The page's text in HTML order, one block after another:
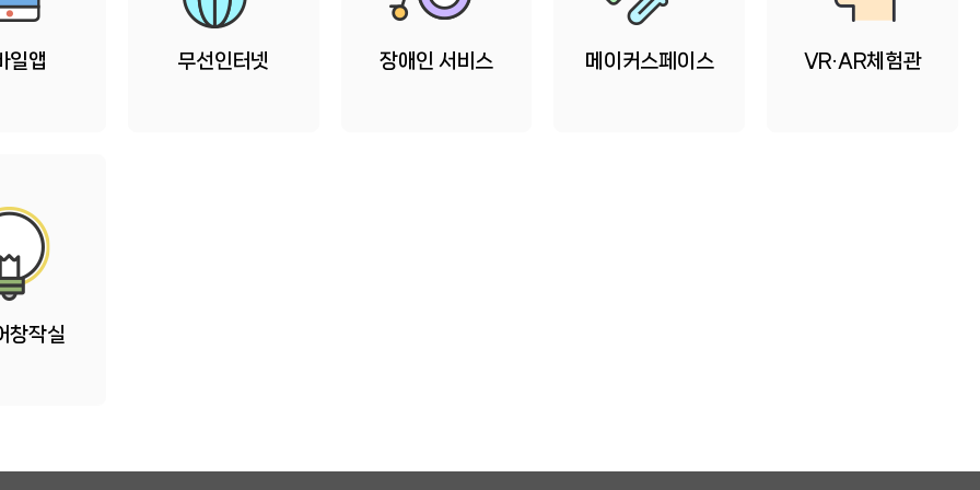
일앱 무선인터넷 장애인 서비스 메이커스페이스 VR·AR체험관
창작실